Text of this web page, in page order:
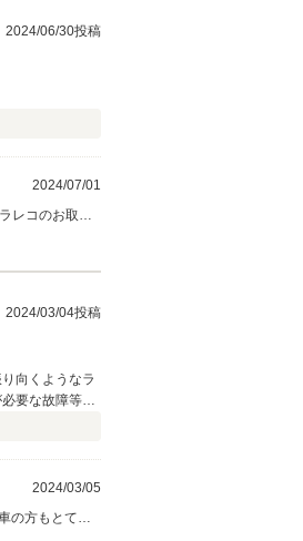
2024/06/30投稿
2024/07/01
レコのお取付
2024/03/04投稿
向くようなラ
要な故障等が
ので」と心強
2024/03/05
の方もとても